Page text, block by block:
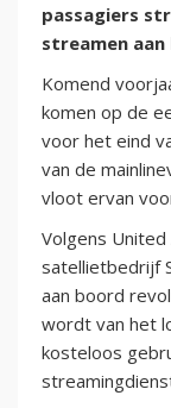
passagiers
streamen
Komend
komen op de
voor het eind
van de
vloot ervan
Volgens United
satellietbedrijf
aan boord
wordt van het
kosteloos